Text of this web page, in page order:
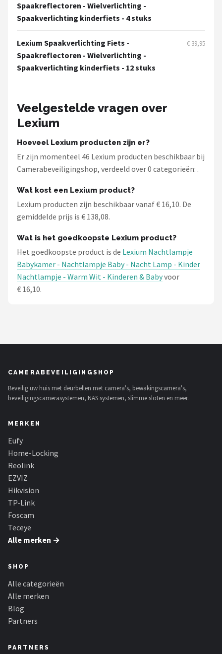
ieGeek
Alle merken →
Spaakreflectoren - Wielverlichting -
Spaakverlichting kinderfiets - 4 stuks
Lexium Spaakverlichting Fiets -
Spaakreflectoren - Wielverlichting -
Spaakverlichting kinderfiets - 12 stuks
€ 39,95
Veelgestelde vragen over
Lexium
Hoeveel Lexium producten zijn er?
Er zijn momenteel 46 Lexium producten beschikbaar bij
Camerabeveiligingshop, verdeeld over 0 categorieën: .
Wat kost een Lexium product?
Lexium producten zijn beschikbaar vanaf € 16,10. De
gemiddelde prijs is € 138,08.
Wat is het goedkoopste Lexium product?
Het goedkoopste product is de Lexium Nachtlampje
Babykamer - Nachtlampje Baby - Nacht Lamp - Kinder
Nachtlampje - Warm Wit - Kinderen & Babyvoor
€ 16,10.
CAMERABEVEILIGINGSHOP
Beveilig uw huis met deurbellen met camera's, bewakingscamera's,
beveiligingscamerasystemen, NAS systemen, slimme sloten en meer.
MERKEN
Eufy
Home-Locking
Reolink
EZVIZ
Hikvision
TP-Link
Foscam
Teceye
Alle merken →
SHOP
Alle categorieën
Alle merken
Blog
Partners
PARTNERS